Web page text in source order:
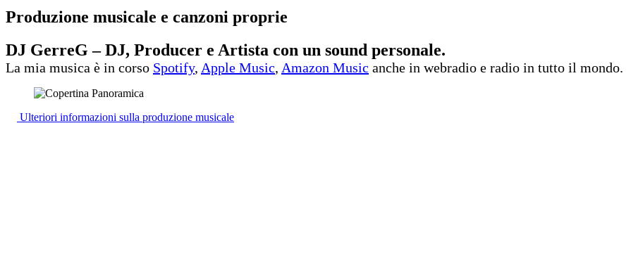
Produzione musicale e canzoni proprie
DJ GerreG – DJ, Producer e Artista con un sound personale.
La mia musica è in corso Spotify, Apple Music, Amazon Music anche in webradio e radio in tutto il mondo.
Ulteriori informazioni sulla produzione musicale